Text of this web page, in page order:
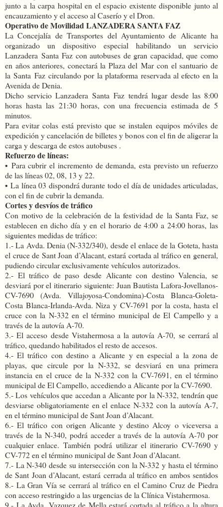
junto a la carpa hospital en el espacio existente disponible junto al
encauzamiento y el acceso al Caserío y el Dron.
Operativo de Movilidad LANZADERA SANTA FAZ
La Concejalía de Transportes del Ayuntamiento de Alicante ha
organizado un dispositivo especial habilitando un servicio
Lanzadera Santa Faz con autobuses de gran capacidad, que como
en años anteriores, conectará la Plaza del Mar con el santuario de
la Santa Faz circulando por la plataforma reservada al efecto en la
Avenida de Denia.
Dicho servicio Lanzadera Santa Faz tendrá lugar desde las 8:00
horas hasta las 21:30 horas, con una frecuencia estimada de 5
minutos.
Para evitar colas está previsto que se instalen equipos móviles de
expedición y cancelación de billetes y bonos con el fin de aligerar la
carga y descarga de estos autobuses .
Refuerzo de líneas:
• Para cubrir el incremento de demanda, esta previsto un refuerzo
de las líneas 02, 08, 13 y 22.
•La línea 03 dispondrá durante todo el día de unidades articuladas,
con el fin de cubrir la demanda.
Cortes y desvíos de tráfico
Con motivo de la celebración de la festividad de la Santa Faz, se
establecen en dicho día y en el horario de 4:00 a 24:00 horas, las
siguientes medidas de tráfico:
1.- La Avda. Denia (N-332/340), desde el enlace de la Goteta, hasta
el cruce de Sant Joan d’Alacant, estará cortada al tráfico en general,
pudiendo circular exclusivamente vehículos autorizados.
2.- El tráfico de paso desde Alicante con destino Valencia, se
desviará por el itinerario siguiente: Juan Bautista Lafora-Jovellanos-
CV-7690 (Avda. Villajoyosa-Condomina)-Costa Blanca-Goleta-
Costa Blanca-Irlanda-Avda. Niza y CV-7691 por la costa, hasta el
cruce con la N-332 en el término municipal de El Campello y a
través de la autovía A-70.
3.- El acceso desde Vistahermosa a la autovía A-70, se cerrará al
tráfico, quedando habilitados el resto de accesos.
4.- El tráfico con destino a Alicante y en especial a la zona de
playas, que circule por la N-332, se desviará en una primera
instancia en el cruce de la N-332 con la CV-7691, en el término
municipal de El Campello, accediendo a Alicante por la CV-7690.
5.- Los vehículos que accedan a Alicante por la N-332, tendrán que
desviarse obligatoriamente en el enlace N-332 con la autovía A-7,
en el término municipal de Sant Joan d’Alacant.
6.- El tráfico con origen Alicante y destino Alcoy o viceversa a
través de la N-340, podrá acceder a través de la autovía A-70 por
cualquier enlace. También podrá utilizar el itinerario CV-7690 y
CV-772 en el término municipal de Sant Joan d’Alacant.
7.- La N-340 desde su intersección con la N-332 y hasta el término
de Sant Joan d’Alacant, estará cerrada al tráfico en ambos sentidos
8.- La Gran Vía se cerrará al tráfico en el Camino Cruz de Piedra
con acceso restringido a las urgencias de la Clínica Vistahermosa.
9.- La Avda. Vazquez de Mella estará cortada al tráfico a la altura